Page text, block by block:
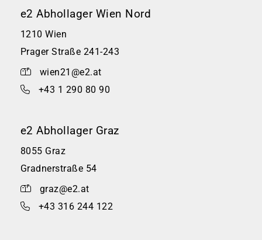
e2 Abhollager Wien Nord
1210 Wien
Prager Straße 241-243
wien21@e2.at
+43 1 290 80 90
e2 Abhollager Graz
8055 Graz
Gradnerstraße 54
graz@e2.at
+43 316 244 122